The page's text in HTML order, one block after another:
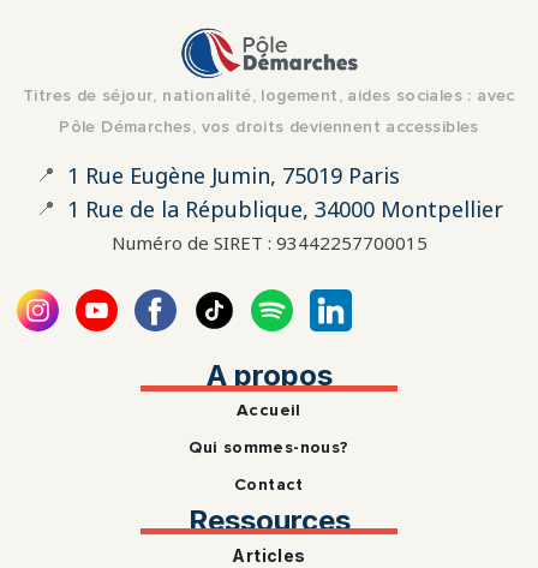
Titres de séjour, nationalité, logement, aides sociales : avec
Pôle Démarches, vos droits deviennent accessibles
📍 1 Rue Eugène Jumin, 75019 Paris
📍 1 Rue de la République, 34000 Montpellier
Numéro de SIRET : 93442257700015
A propos
Accueil
Qui sommes-nous?
Contact
Ressources
Articles